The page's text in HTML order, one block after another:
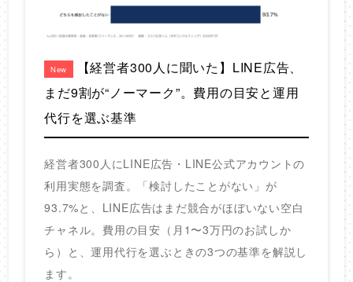
New
【経営者300人に聞いた】LINE広告、
まだ9割が“ノーマーク”。費用の目安と運用
代行を選ぶ基準
経営者300人にLINE広告・LINE公式アカウントの
利用実態を調査。「検討したことがない」が
93.7%と、LINE広告はまだ競合がほぼいない空白
チャネル。費用の目安（月1〜3万円のお試しか
ら）と、運用代行を選ぶときの3つの基準を解説し
ます。